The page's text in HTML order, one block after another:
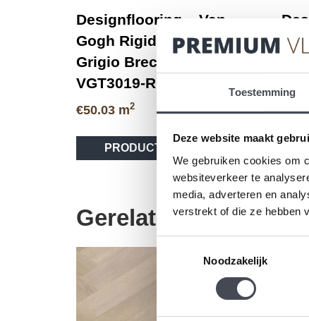
Toestemming
Deze website maakt
We gebruiken cookies om
websiteverkeer te
media, adverteren en
verstrekt of die ze hebben
Noodzakelijk
Designflooring – Van
Gogh Rigid Core –
Grigio Breccia Marble –
VGT3019-RKT
€50.03m2
PRODUCT BEKIJKEN
€
Gerelateerde